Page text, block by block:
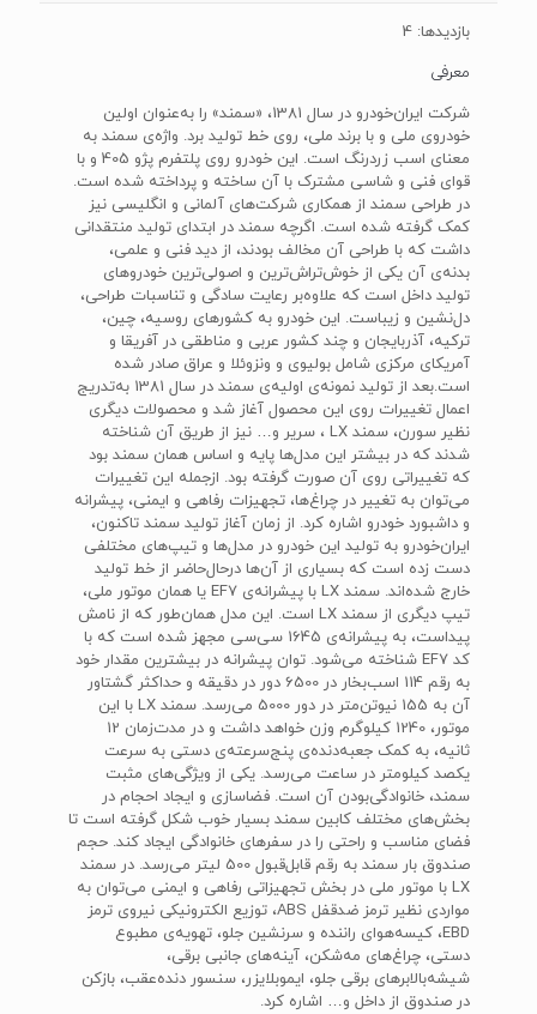
بازدیدها: 4
معرفی
شرکت ایران‌خودرو در سال 1381، «سمند» را به‌عنوان اولین
خودروی ملی و با برند ملی، روی خط تولید برد. واژه‌ی سمند به
معنای اسب زردرنگ است. این خودرو روی پلتفرم پژو 405 و با
قوای فنی و شاسی مشترک با آن ساخته و پرداخته شده است.
در طراحی سمند از همکاری شرکت‌های آلمانی و انگلیسی نیز
کمک گرفته شده است. اگرچه سمند در ابتدای تولید منتقدانی
داشت که با طراحی آن مخالف بودند، از دید فنی و علمی،
بدنه‌ی آن یکی از خوش‌تراش‌ترین و اصولی‌ترین خودروهای
تولید داخل است که علاوه‌بر رعایت سادگی و تناسبات طراحی،
د‌ل‌نشین و زیباست. این خودرو به کشورهای روسیه، چین،
ترکیه، آذربایجان و چند کشور عربی و مناطقی در آفریقا و
آمریکای مرکزی شامل بولیوی و ونزوئلا و عراق صادر شده
است.بعد از تولید نمونه‌ی اولیه‌ی سمند در سال 1381 به‌تدریج
اعمال تغییرات روی این محصول آغاز شد و محصولات دیگری
نظیر سورن، سمند‌ LX ، سریر و… نیز از طریق آن شناخته
شدند که در بیشتر این مدل‌ها پایه و اساس همان سمند بود
که تغییراتی روی آن صورت گرفته بود. از‌جمله این تغییرات
می‌توان به تغییر در چراغ‌ها، تجهیزات رفاهی و ایمنی، پیشرانه
و داشبورد خودرو اشاره کرد. از زمان آغاز تولید سمند تاکنون،
ایران‌خودرو به تولید این خودرو در مدل‌ها و تیپ‌های مختلفی
دست زده است که بسیاری از آن‌ها درحال‌حاضر از خط تولید
خارج شده‌اند. سمند‌ LX‌ با پیشرانه‌ی‌ EF7‌‌ یا همان موتور ملی،
تیپ دیگری از سمند‌ LX است. این مدل همان‌طور که از نامش
پیداست، به پیشرانه‌ی 1645 سی‌سی مجهز شده است که با
کد‌ EF7‌ شناخته می‌شود. توان پیشرانه در بیشترین مقدار خود
به رقم 114 اسب‌بخار در 6500 دور در دقیقه و حداکثر گشتاور
آن به 155 نیوتن‌متر در دور 5000 می‌رسد. سمند LX با این
موتور، 1240 کیلوگرم وزن خواهد داشت و در مدت‌زمان 12
ثانیه، به کمک جعبه‌دنده‌ی پنج‌سرعته‌ی دستی به سرعت
یکصد کیلومتر در ساعت می‌رسد. یکی از ویژگی‌های مثبت
سمند، خانوادگی‌بودن آن است. فضاسازی و ایجاد احجام در
بخش‌های مختلف کابین سمند بسیار خوب شکل گرفته است تا
فضای مناسب و راحتی را در سفرهای خانوادگی ایجاد کند. حجم
صندوق بار سمند به رقم قابل‌قبول 500 لیتر می‌رسد. در سمند‌
LX‌ با موتور ملی در بخش تجهیزاتی رفاهی و ایمنی می‌توان به
مواردی نظیر ترمز ضد‌قفل‌ ABS، توزیع الکترونیکی نیروی ترمز‌
EBD، کیسه‌هوای راننده و سرنشین جلو، تهویه‌ی مطبوع
دستی، چراغ‌های مه‌شکن، آینه‌های جانبی برقی،
شیشه‌بالابرهای برقی جلو، ایموبلایزر، سنسور دنده‌عقب، بازکن
در صندوق از داخل و… اشاره کرد.